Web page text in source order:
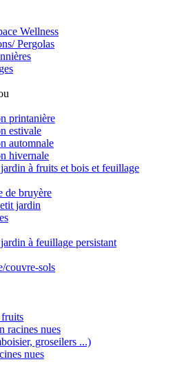
Wellness
Pergolas
printanière
estivale
automnale
hivernale
à fruits et bois et feuillage
de bruyère
jardin
à feuillage persistant
couvre-sols
racines nues
groseilers ...)
nues